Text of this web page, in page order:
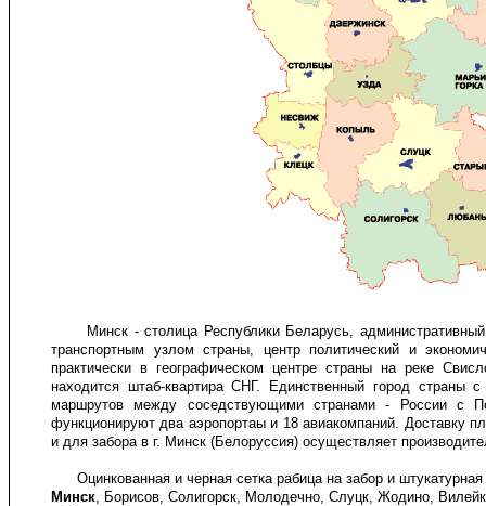
Минск - столица Республики Беларусь, административный
транспортным узлом страны, центр политический и
практически в географическом центре страны на реке
находится штаб-квартира СНГ. Единственный город страны
маршрутов между соседствующими странами - России с
функционируют два аэропортаы и 18 авиакомпаний. Доставку
и для забора в г. Минск (Белоруссия) осуществляет
Оцинкованная и черная сетка рабица на забор и
Минск, Борисов, Солигорск, Молодечно, Слуцк, Жодино,